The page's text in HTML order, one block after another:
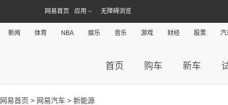
网易首页 应用 无障碍浏览
新闻 体育 NBA 娱乐 音乐 游戏 财经 股票 汽
首页 购车 新车
网易首页 > 网易汽车 > 新能源